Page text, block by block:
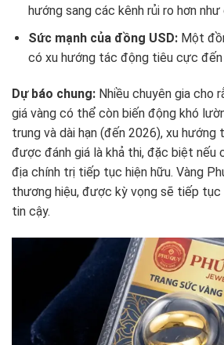
hướng sang các kênh rủi ro hơn như
Sức mạnh của đồng USD:Một
có xu hướng tác động tiêu cực đến
Dự báo chung: Nhiều chuyên gia cho
giá vàng có thể còn biến động khó
trung và dài hạn (đến 2026), xu hướng
được đánh giá là khả thi, đặc biệt nếu
địa chính trị tiếp tục hiện hữu. Vàng
thương hiệu, được kỳ vọng sẽ tiếp
tin cậy.